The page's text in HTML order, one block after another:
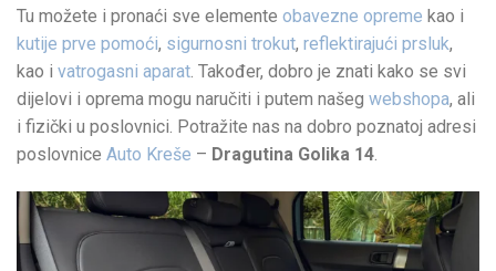
Tu možete i pronaći sve elemente obavezne opreme kao i
kutije prve pomoći, sigurnosni trokut, reflektirajući prsluk,
kao i vatrogasni aparat. Također, dobro je znati kako se svi
dijelovi i oprema mogu naručiti i putem našeg webshopa, ali
i fizički u poslovnici. Potražite nas na dobro poznatoj adresi
poslovnice Auto Kreše – Dragutina Golika 14.